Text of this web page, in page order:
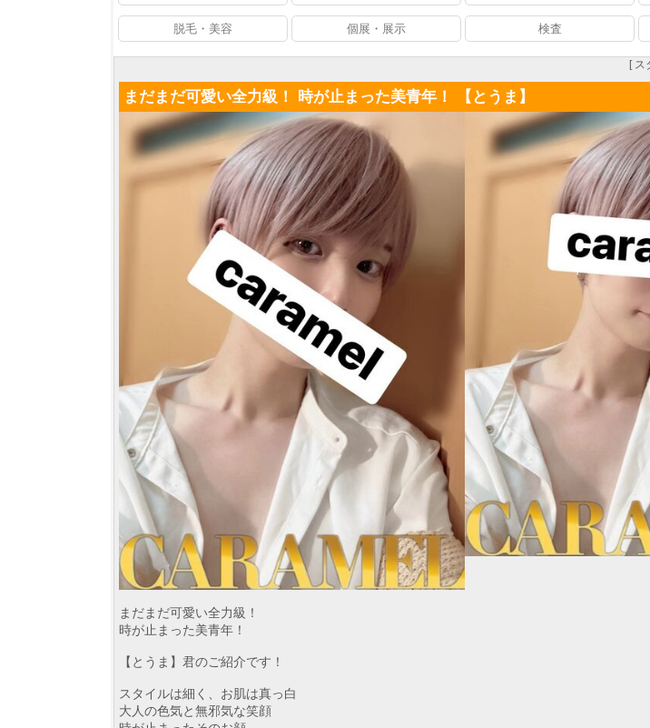
脱毛・美容 個展・展示 検査
[ ス
まだまだ可愛い全力級！ 時が止まった美青年！ 【とうま】
まだまだ可愛い全力級！
時が止まった美青年！
【とうま】君のご紹介です！
スタイルは細く、お肌は真っ白
大人の色気と無邪気な笑顔